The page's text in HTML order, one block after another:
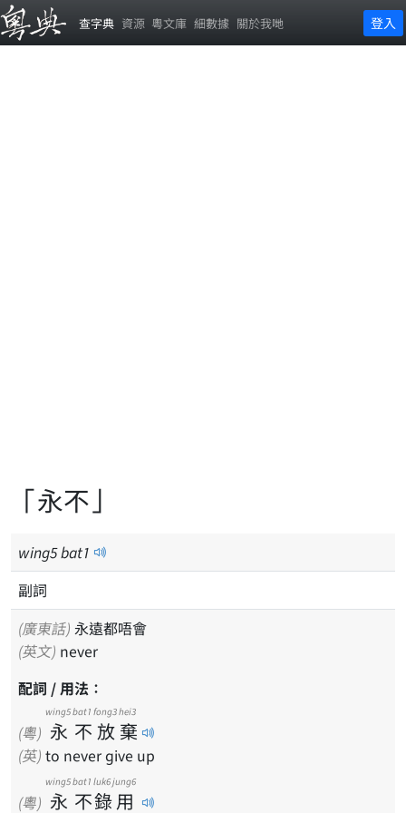
查字典 資源 粵文庫 細數據 關於我哋 登入
「永不」
wing5bat1
副詞
(廣東話) 永遠都唔會
(英文) never
配詞 / 用法：
(粵) 永
wing5
不
bat1
放
fong3
棄
hei3
(英) to never give up
(粵) 永
wing5
不
bat1
錄
luk6
用
jung6